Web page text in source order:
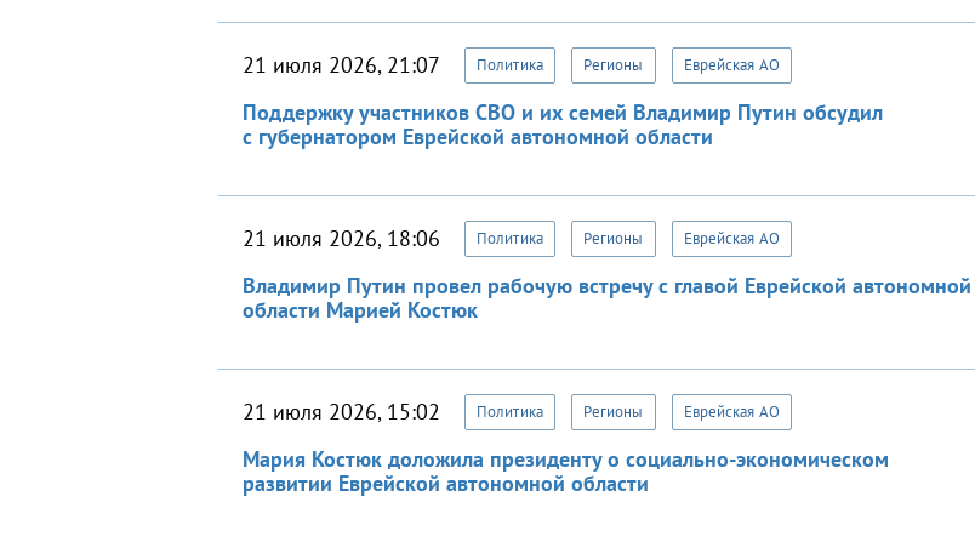
21 июля 2026, 21:07 Политика Регионы Еврейская АО
Поддержку участников СВО и их семей Владимир Путин обсудил
с губернатором Еврейской автономной области
21 июля 2026, 18:06 Политика Регионы Еврейская АО
Владимир Путин провел рабочую встречу с главой Еврейской автономной
области Марией Костюк
21 июля 2026, 15:02 Политика Регионы Еврейская АО
Мария Костюк доложила президенту о социально-экономическом
развитии Еврейской автономной области